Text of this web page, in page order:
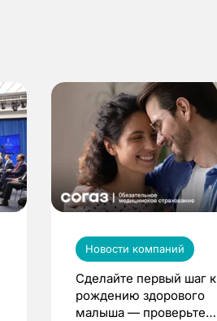
Новости компаний
Сделайте первый шаг к
рождению здорового
малыша — проверьте